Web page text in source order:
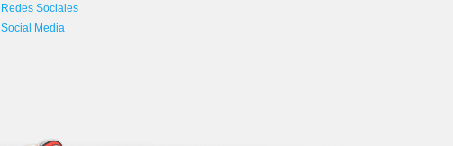
Redes Sociales
Social Media